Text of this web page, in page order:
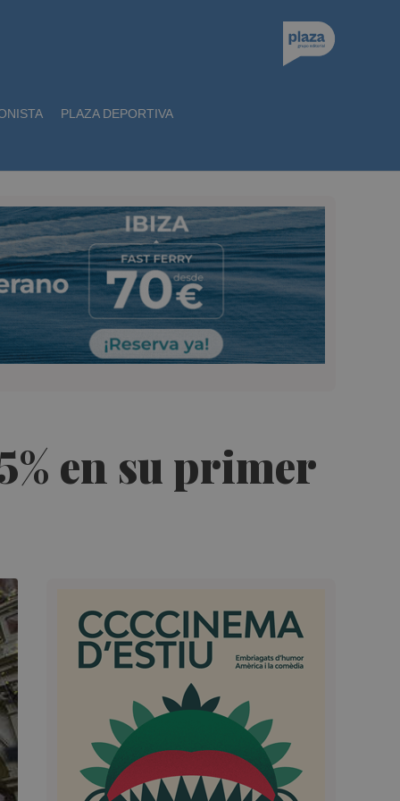
PLAZA DEPORTIVA
en su primer